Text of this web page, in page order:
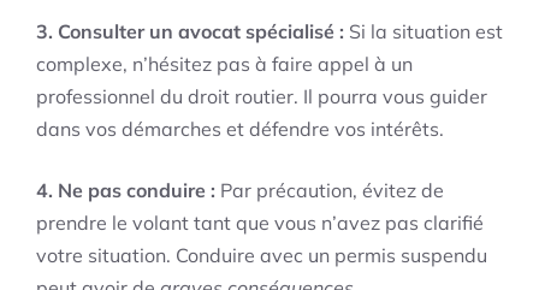
3. Consulter un avocat spécialisé : Si la situation est
complexe, n’hésitez pas à faire appel à un
professionnel du droit routier. Il pourra vous guider
dans vos démarches et défendre vos intérêts.
4. Ne pas conduire : Par précaution, évitez de
prendre le volant tant que vous n’avez pas clarifié
votre situation. Conduire avec un permis suspendu